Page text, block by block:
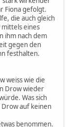
Fiona gefolgt.
die auch gleich
eines
ihm nach dem
gegen den
festhalten.
weiss wie die
Drow wieder
Was sich
auf keinen
benommen.